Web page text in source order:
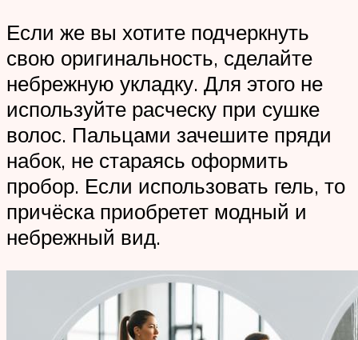
Если же вы хотите подчеркнуть
свою оригинальность, сделайте
небрежную укладку. Для этого не
используйте расческу при сушке
волос. Пальцами зачешите пряди
набок, не стараясь оформить
пробор. Если использовать гель, то
причёска приобретет модный и
небрежный вид.